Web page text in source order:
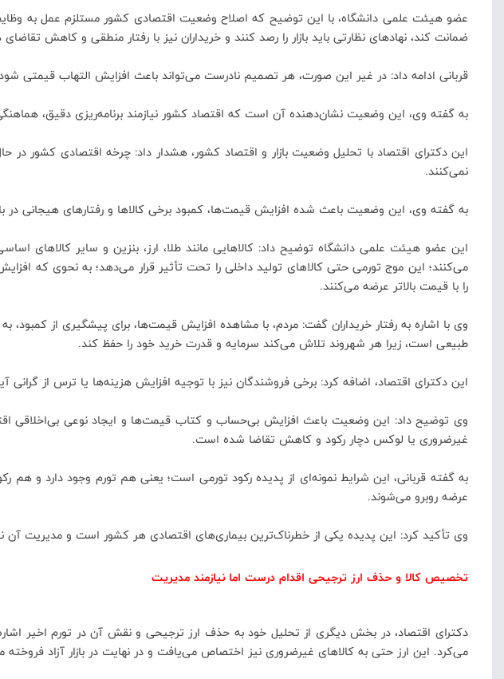
عضو هیئت علمی دانشگاه، با این توضیح که اصلاح وضعیت اقتصادی کشور مستلزم عمل به
ضمانت کند، نهادهای نظارتی باید بازار را رصد کنند و خریداران نیز با رفتار منطقی و کاهش
قربانی ادامه داد: در غیر این صورت، هر تصمیم نادرست می‌تواند باعث افزایش التهاب قیمتی شود و
به گفته وی، این وضعیت نشان‌دهنده آن است که اقتصاد کشور نیازمند برنامه‌ریزی دقیق،
این دکترای اقتصاد با تحلیل وضعیت بازار و اقتصاد کشور، هشدار داد: چرخه اقتصادی
نمی‌کنند.
به گفته وی، این وضعیت باعث شده افزایش قیمت‌ها، کمبود برخی کالاها و رفتارهای
این عضو هیئت علمی دانشگاه توضیح داد: کالاهایی مانند طلا، ارز، بنزین و سایر
می‌کنند؛ این موج تورمی حتی کالاهای تولید داخلی را تحت تأثیر قرار می‌دهد؛ به نحوی که
را با قیمت بالاتر عرضه می‌کنند.
وی با اشاره به رفتار خریداران گفت: مردم، با مشاهده افزایش قیمت‌ها، برای پیشگیری از
طبیعی است، زیرا هر شهروند تلاش می‌کند سرمایه و قدرت خرید خود را حفظ کند.
این دکترای اقتصاد، اضافه کرد: برخی فروشندگان نیز با توجیه افزایش هزینه‌ها یا ترس از گرانی
وی توضیح داد: این وضعیت باعث افزایش بی‌حساب و کتاب قیمت‌ها و ایجاد نوعی بی‌اخلاقی
غیرضروری یا لوکس دچار رکود و کاهش تقاضا شده است.
به گفته قربانی، این شرایط نمونه‌ای از پدیده رکود تورمی است؛ یعنی هم تورم وجود دارد و
عرضه روبرو می‌شوند.
وی تأکید کرد: این پدیده یکی از خطرناک‌ترین بیماری‌های اقتصادی هر کشور است و مدیریت
تخصیص کالا و حذف ارز ترجیحی اقدام درست اما نیازمند مدیریت
دکترای اقتصاد، در بخش دیگری از تحلیل خود به حذف ارز ترجیحی و نقش آن در تورم اخیر
می‌کرد. این ارز حتی به کالاهای غیرضروری نیز اختصاص می‌یافت و در نهایت در بازار آزاد